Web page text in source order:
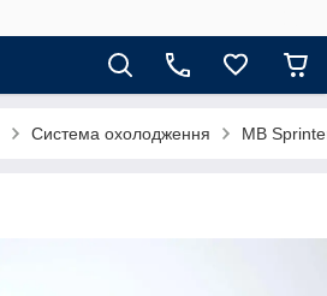
Система охолодження MB